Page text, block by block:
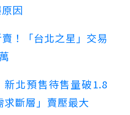
因
！「台北之星」交易
新北預售待售量破1.8
求斷層」賣壓最大